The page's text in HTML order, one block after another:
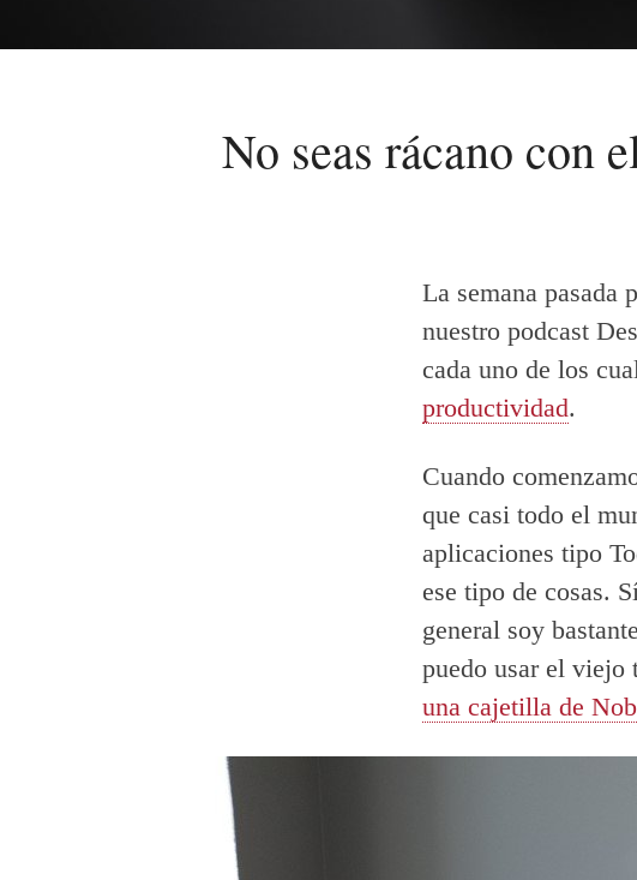
No seas rácano con
La semana pasada
nuestro podcast
cada uno de los
productividad.
Cuando
que casi todo el
aplicaciones tipo
ese tipo de cosas.
general soy
puedo usar el viejo
una cajetilla de